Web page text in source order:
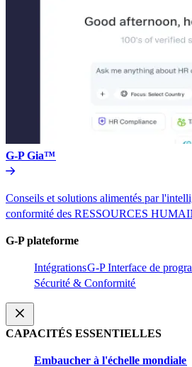
G-P Gia™​​
Conseils et solutions alimentés par
conformité des RESSOURCES
G-P plateforme​​
Intégrations​​G-P Interface de
Sécurité & Conformité​​
CAPACITÉS ESSENTIELLES​​
Embaucher à l'échelle mondiale​​